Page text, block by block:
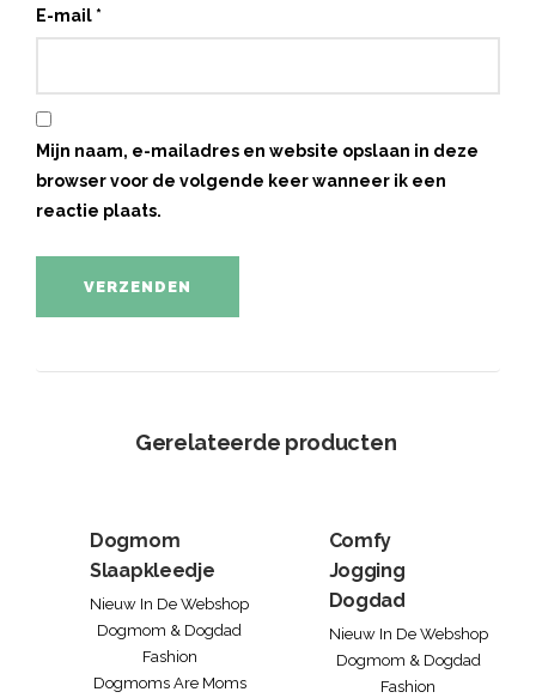
E-mail *
Mijn naam, e-mailadres en website opslaan in deze
browser voor de volgende keer wanneer ik een
reactie plaats.
Gerelateerde producten
Dogmom
Slaapkleedje
Nieuw In De Webshop
Dogmom & Dogdad
Fashion
Dogmoms Are Moms
Comfy
Jogging
Dogdad
Nieuw In De Webshop
Dogmom & Dogdad
Fashion